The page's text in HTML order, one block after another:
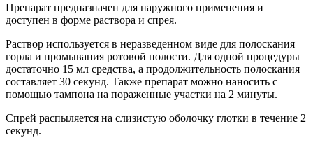
Препарат предназначен для наружного применения и
доступен в форме раствора и спрея.
Раствор используется в неразведенном виде для полоскания
горла и промывания ротовой полости. Для одной процедуры
достаточно 15 мл средства, а продолжительность полоскания
составляет 30 секунд. Также препарат можно наносить с
помощью тампона на пораженные участки на 2 минуты.
Спрей распыляется на слизистую оболочку глотки в течение 2
секунд.